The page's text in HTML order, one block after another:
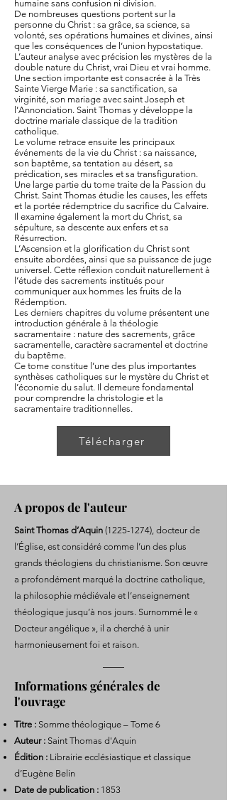
humaine sans confusion ni division.
De nombreuses questions portent sur la
personne du Christ : sa grâce, sa science, sa
volonté, ses opérations humaines et divines, ainsi
que les conséquences de l’union hypostatique.
L’auteur analyse avec précision les mystères de la
double nature du Christ, vrai Dieu et vrai homme.
Une section importante est consacrée à la Très
Sainte Vierge Marie : sa sanctification, sa
virginité, son mariage avec saint Joseph et
l’Annonciation. Saint Thomas y développe la
doctrine mariale classique de la tradition
catholique.
Le volume retrace ensuite les principaux
événements de la vie du Christ : sa naissance,
son baptême, sa tentation au désert, sa
prédication, ses miracles et sa transfiguration.
Une large partie du tome traite de la Passion du
Christ. Saint Thomas étudie les causes, les effets
et la portée rédemptrice du sacrifice du Calvaire.
Il examine également la mort du Christ, sa
sépulture, sa descente aux enfers et sa
Résurrection.
L’Ascension et la glorification du Christ sont
ensuite abordées, ainsi que sa puissance de juge
universel. Cette réflexion conduit naturellement à
l’étude des sacrements institués pour
communiquer aux hommes les fruits de la
Rédemption.
Les derniers chapitres du volume présentent une
introduction générale à la théologie
sacramentaire : nature des sacrements, grâce
sacramentelle, caractère sacramentel et doctrine
du baptême.
Ce tome constitue l’une des plus importantes
synthèses catholiques sur le mystère du Christ et
l’économie du salut. Il demeure fondamental
pour comprendre la christologie et la
sacramentaire traditionnelles.
Télécharger
A propos de l'auteur
Saint Thomas d’Aquin (1225-1274), docteur de
l’Église, est considéré comme l’un des plus
grands théologiens du christianisme. Son œuvre
a profondément marqué la doctrine catholique,
la philosophie médiévale et l’enseignement
théologique jusqu’à nos jours. Surnommé le «
Docteur angélique », il a cherché à unir
harmonieusement foi et raison.
Informations générales de
l'ouvrage
Titre : Somme théologique – Tome 6
Auteur : Saint Thomas d'Aquin
Édition : Librairie ecclésiastique et classique
d’Eugène Belin
Date de publication : 1853